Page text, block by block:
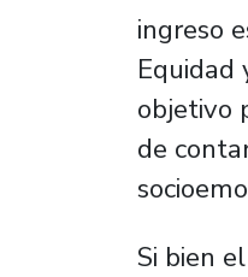
ingreso
Equidad
objetivo
de
Si bien